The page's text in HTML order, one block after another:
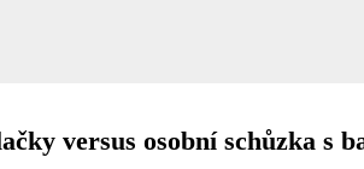
versus osobní schůzka s